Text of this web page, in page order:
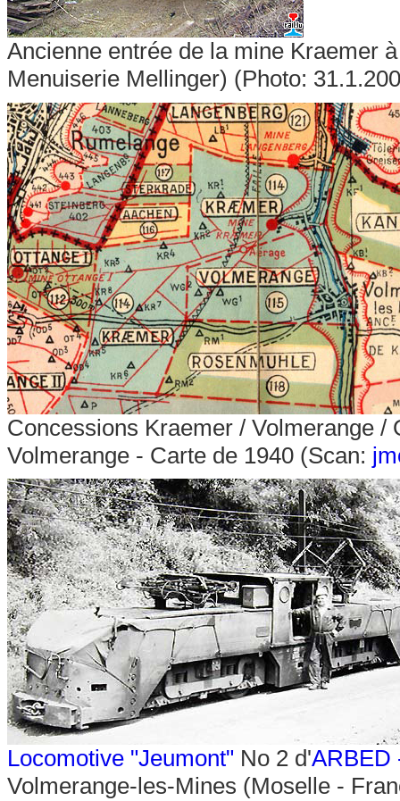
Ancienne entrée de la mine Kraemer
Menuiserie Mellinger) (Photo:
Concessions Kraemer / Volmerange
Volmerange - Carte de 1940 (Scan:
Locomotive "Jeumont" No 2 d'ARBED
Volmerange-les-Mines (Moselle -